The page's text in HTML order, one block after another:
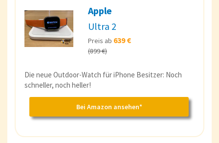
Es wäre daher sehr erfreulich, ein MicroLED-
Display in der Apple Watch Ultra 3 zu sehen.
Was die Bildschirmhelligkeit betrifft, so wäre
4000oder sogar
eine willkommene Verbesserung gegenüber
den aktuellen 3000 Nits.
Die mögliche Ablösung von OLED durch
MicroLED in der Apple Watch Ultra 3 könnte
nicht nur
Apple
Ultra 2
Preis ab 639 €
(899 €)
Die neue Outdoor-Watch für iPhone Besitzer: Noch
schneller, noch heller!
Bei Amazon ansehen*